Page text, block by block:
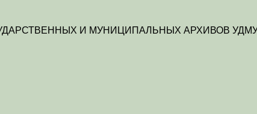
И МУНИЦИПАЛЬНЫХ АРХИВОВ